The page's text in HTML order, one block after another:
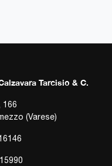
Tarcisio & C.
166
(Varese)